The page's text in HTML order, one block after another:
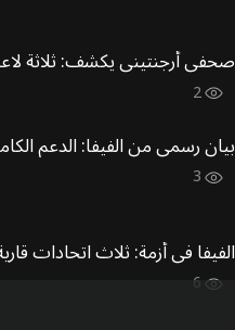
صحفي أرجنتيني يكشف: ثلاثة
2
بيان رسمي من الفيفا: الدعم
3
الفيفا في أزمة: ثلاث اتحادات
6